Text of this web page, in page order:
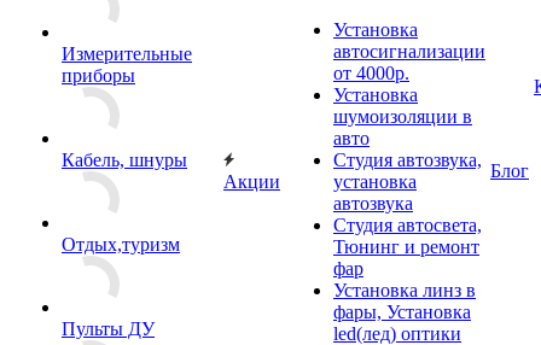
Измерительные
приборы
Кабель, шнуры
Отдых,туризм
Пульты ДУ
Акции
Установка
автосигнализации
от 4000р.
Установка
шумоизоляции в
авто
Студия автозвука,
установка
автозвука
Студия автосвета,
Тюнинг и ремонт
фар
Установка линз в
фары, Установка
led(лед) оптики
Блог